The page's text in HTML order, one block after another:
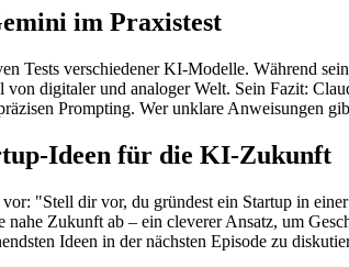
im Praxistest
Tests verschiedener KI-Modelle. Während
digitaler und analoger Welt. Sein Fazit:
Prompting. Wer unklare Anweisungen
Ideen für die KI-Zukunft
"Stell dir vor, du gründest ein Startup in
nahe Zukunft ab – ein cleverer Ansatz, um
Ideen in der nächsten Episode zu